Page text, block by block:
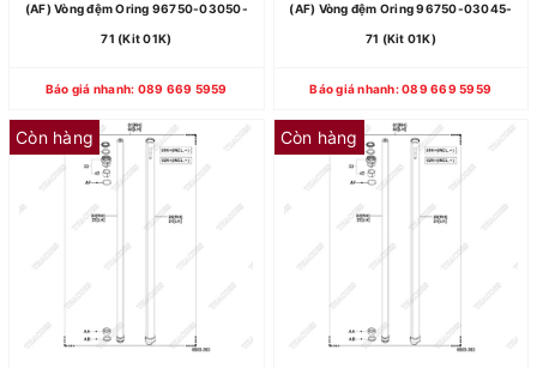
(AF) Vòng đệm Oring 96750-03050-
71 (Kit 01K)
Báo giá nhanh: 089 669 5959
(AF) Vòng đệm Oring 96750-03045-
71 (Kit 01K)
Báo giá nhanh: 089 669 5959
Còn hàng Còn hàng